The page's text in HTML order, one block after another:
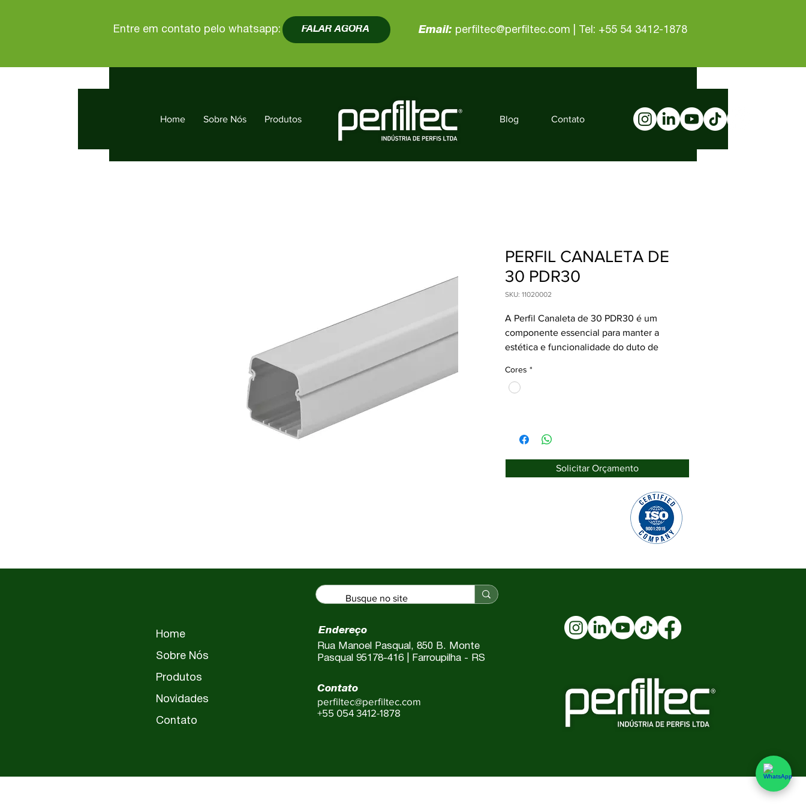
FALAR AGORA
Entre em contato pelo whatsapp: Email: perfiltec@perfiltec.com | Tel: +55 54 3412-1878
Home Sobre Nós Produtos Blog Contato
PERFIL CANALETA DE
30 PDR30
SKU: 11020002
A Perfil Canaleta de 30 PDR30 é um
componente essencial para manter a
estética e funcionalidade do duto de
condicionado. Fabricada com materiais
de alta qualidade, essa canaleta é
Além disso, seu design elegante e
discreto proporciona uma aparência
limpa e organizada, complementando a
estética do ambiente. A instalação da
canaleta é simples e rápida, oferecendo
praticidade para os profissionais
responsáveis pela montagem do
sistema de ar condicionado. Com a
Cores *
Solicitar Orçamento
Home
Sobre Nós
Produtos
Novidades
Contato
Endereço
Rua Manoel Pasqual, 850 B. Monte
Pasqual 95178-416 | Farroupilha - RS
Contato
perfiltec@perfiltec.com
+55 054 3412-1878